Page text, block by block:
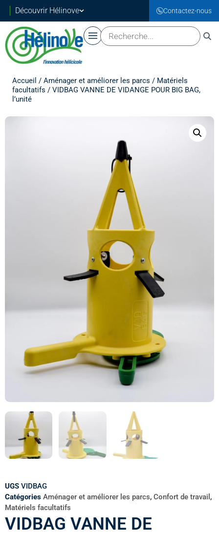
Découvrir Hélinove Contactez-nous
Accueil / Aménager et améliorer les parcs / Matériels
facultatifs / VIDBAG VANNE DE VIDANGE POUR BIG BAG,
l’unité
UGS VIDBAG
Catégories Aménager et améliorer les parcs, Confort de travail ,
Matériels facultatifs
VIDBAG VANNE DE